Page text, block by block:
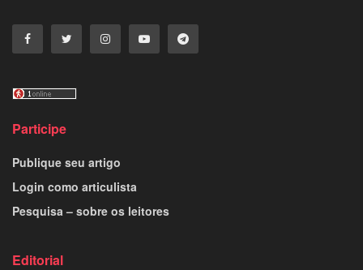
Participe
Publique seu artigo
Login como articulista
Pesquisa – sobre os leitores
Editorial